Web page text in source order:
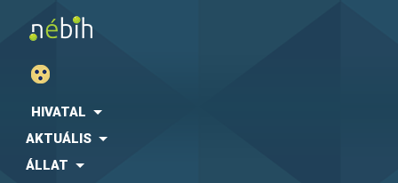
HIVATAL
AKTUÁLIS
ÁLLAT